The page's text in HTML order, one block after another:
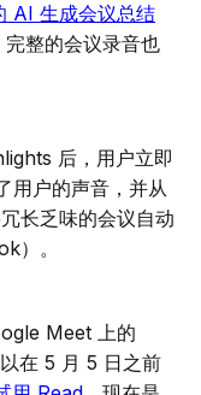
AI 生成会议总结
整的会议录音也
后，用户立即
用户的声音，并从
长乏味的会议自动
）。
Meet 上的
在 5 月 5 日之前